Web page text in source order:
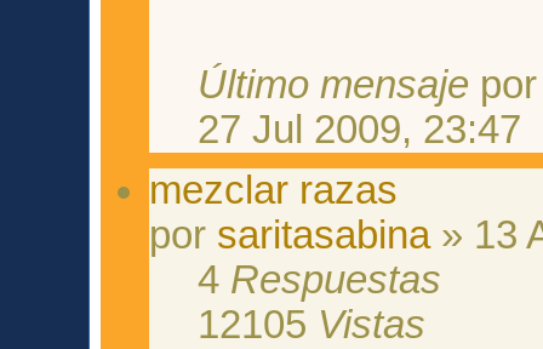
Último mensaje
27 Jul 2009, 23:47
mezclar razas
por saritasabina» 13
4 Respuestas
12105 Vistas